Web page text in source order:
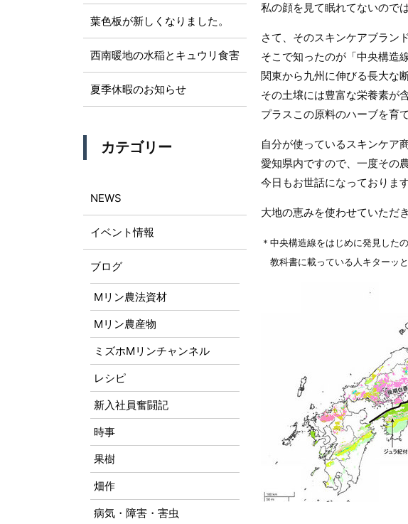
私の顔を見て眠れてないので
さて、そのスキンケアブラン
そこで知ったのが「中央構造
関東から九州に伸びる長大な
その土壌には豊富な栄養素が
プラスこの原料のハーブを育
自分が使っているスキンケア
愛知県内ですので、一度その
今日もお世話になっております
大地の恵みを使わせていただ
＊中央構造線をはじめに発見した
教科書に載っている人キターッと
葉色板が新しくなりました。
西南暖地の水稲とキュウリ食害
夏季休暇のお知らせ
カテゴリー
NEWS
イベント情報
ブログ
Mリン農法資材
Mリン農産物
ミズホMリンチャンネル
レシピ
新入社員奮闘記
時事
果樹
畑作
病気・障害・害虫